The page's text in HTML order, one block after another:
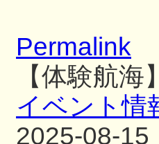
Permalink
【体験航
イベント情
2025-08-15